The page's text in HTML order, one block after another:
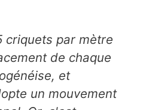
criquets par mètre
de chaque
et
un mouvement